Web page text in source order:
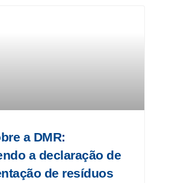
a DMR:
a declaração de
de resíduos